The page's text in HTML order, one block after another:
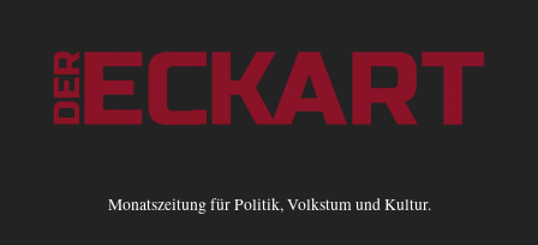
Monatszeitung für Politik, Volkstum und Kultur.